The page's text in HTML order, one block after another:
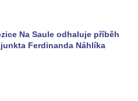
krále
domu
Vavřince
Na Saule odhaluje příběh
Ferdinanda Náhlíka